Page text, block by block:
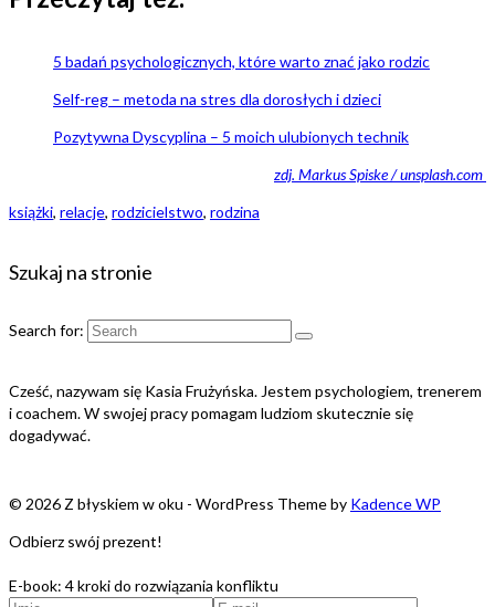
5 badań psychologicznych, które warto znać jako rodzic
Self-reg – metoda na stres dla dorosłych i dzieci
Pozytywna Dyscyplina – 5 moich ulubionych technik
zdj. Markus Spiske / unsplash.com
książki, relacje, rodzicielstwo, rodzina
Szukaj na stronie
Search for:
Cześć, nazywam się Kasia Frużyńska. Jestem psychologiem, trenerem
i coachem. W swojej pracy pomagam ludziom skutecznie się
dogadywać.
© 2026 Z błyskiem w oku - WordPress Theme by Kadence WP
Odbierz swój prezent!
E-book: 4 kroki do rozwiązania konfliktu